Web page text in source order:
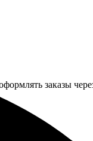
заказы